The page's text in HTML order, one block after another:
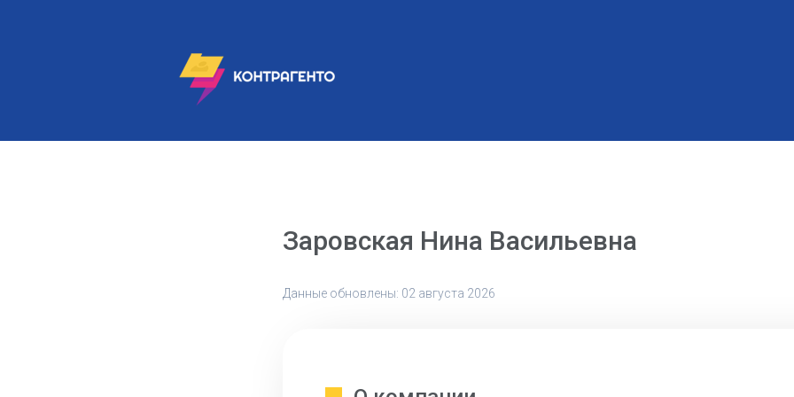
Заровская Нина Васильевна
Данные обновлены: 02 августа 2026